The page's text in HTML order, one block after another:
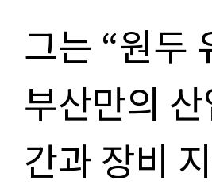
그는 “원두
부산만의
간과 장비